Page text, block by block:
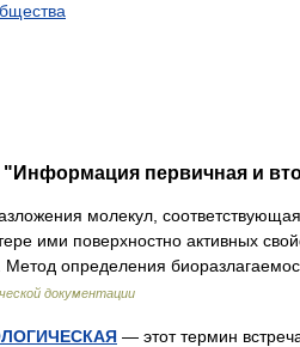
"Информация первичная и
молекул,
ими поверхностно активных
Метод определения
документации
— этот термин